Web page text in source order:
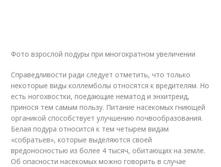
Фото взрослой подуры при многократном увеличении
Справедливости ради следует отметить, что только
некоторые виды коллемболы относятся к вредителям. Но
есть ногохвостки, поедающие нематод и энхитреид,
принося тем самым пользу. Питание насекомых гниющей
органикой способствует улучшению почвообразования.
Белая подура относится к тем четырем видам
«собратьев», которые выделяются своей
вредоносностью из более 4 тысяч, обитающих на земле.
Об опасности насекомых можно говорить в случае